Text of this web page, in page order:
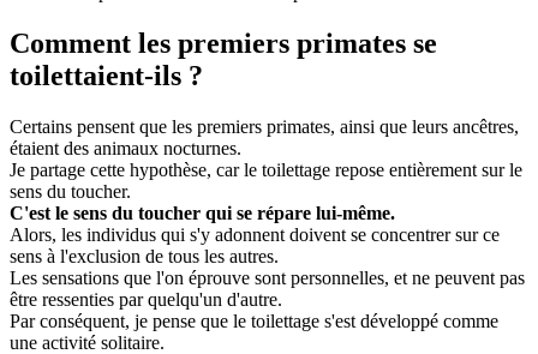
Comment les premiers primates se
toilettaient-ils ?
Certains pensent que les premiers primates, ainsi que leurs ancêtres,
étaient des animaux nocturnes.
Je partage cette hypothèse, car le toilettage repose entièrement sur le
sens du toucher.
C'est le sens du toucher qui se répare lui-même.
Alors, les individus qui s'y adonnent doivent se concentrer sur ce
sens à l'exclusion de tous les autres.
Les sensations que l'on éprouve sont personnelles, et ne peuvent pas
être ressenties par quelqu'un d'autre.
Par conséquent, je pense que le toilettage s'est développé comme
une activité solitaire.